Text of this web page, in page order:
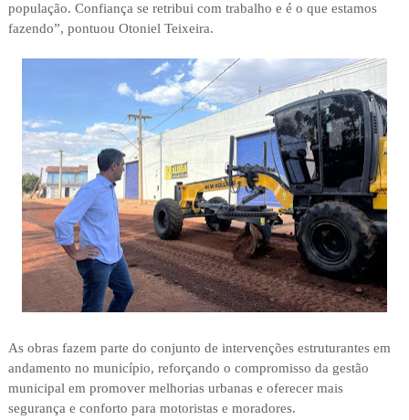
população. Confiança se retribui com trabalho e é o que estamos
fazendo”, pontuou Otoniel Teixeira.
As obras fazem parte do conjunto de intervenções estruturantes em
andamento no município, reforçando o compromisso da gestão
municipal em promover melhorias urbanas e oferecer mais
segurança e conforto para motoristas e moradores.